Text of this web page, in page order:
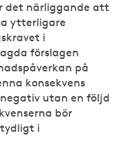
det närliggande att
ytterligare
i
förslagen
på
konsekvens
utan en följd
bör
tydligt i